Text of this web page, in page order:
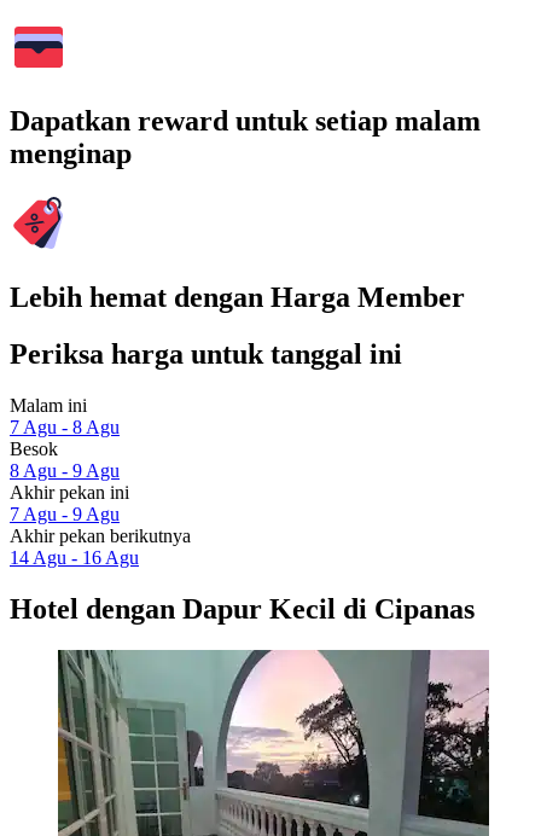
Dapatkan reward untuk setiap malam
menginap
Lebih hemat dengan Harga Member
Periksa harga untuk tanggal ini
Malam ini
7 Agu - 8 Agu
Besok
8 Agu - 9 Agu
Akhir pekan ini
7 Agu - 9 Agu
Akhir pekan berikutnya
14 Agu - 16 Agu
Hotel dengan Dapur Kecil di Cipanas